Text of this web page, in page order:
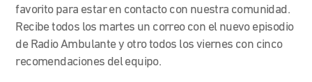
favorito para estar en contacto con nuestra comunidad.
Recibe todos los martes un correo con el nuevo episodio
de Radio Ambulante y otro todos los viernes con cinco
recomendaciones del equipo.